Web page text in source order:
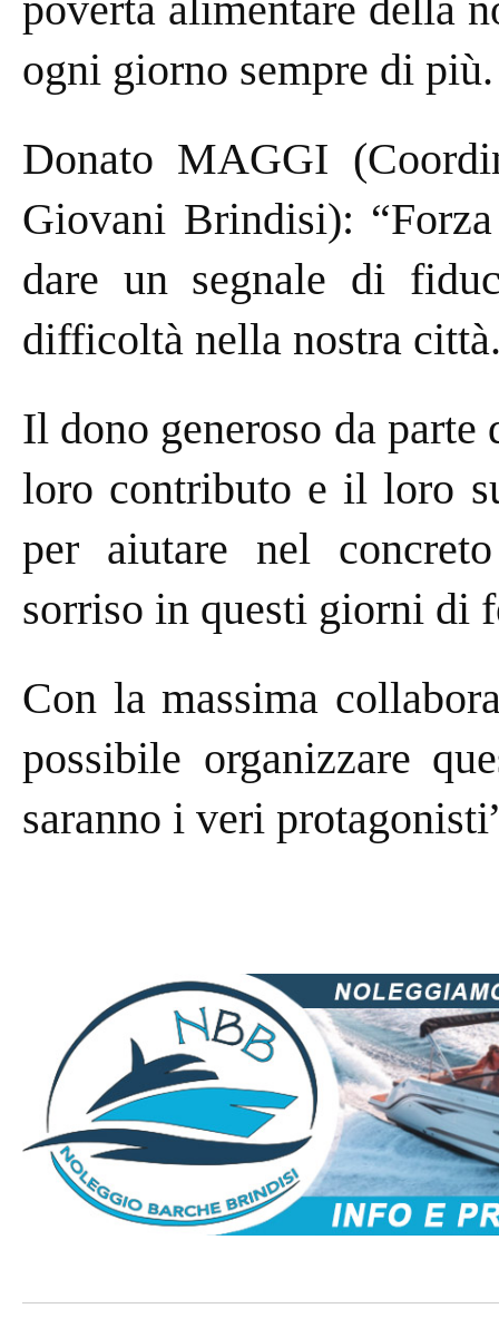
ogni giorno sempre di più.
Donato MAGGI
Giovani Brindisi):
dare un segnale di
difficoltà nella nostra
Il dono generoso da
loro contributo e il loro
per aiutare nel
sorriso in questi giorni di
Con la massima
possibile organizzare
saranno i veri